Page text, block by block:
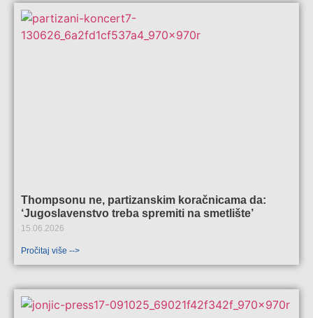
Thompsonu ne, partizanskim koračnicama da:
‘Jugoslavenstvo treba spremiti na smetlište’
15.06.2026
Pročitaj više -->